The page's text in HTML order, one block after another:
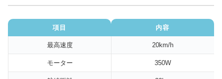
項目 内容
最高速度 20km/h
モーター 350W